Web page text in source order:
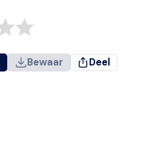
Bewaar Deel